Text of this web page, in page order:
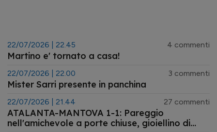
22/07/2026 | 22.45 4 commenti
Martino e' tornato a casa!
22/07/2026 | 22.00 3 commenti
Mister Sarri presente in panchina
22/07/2026 | 21.44 27 commenti
ATALANTA-MANTOVA 1-1: Pareggio
nell'amichevole a porte chiuse, gioiellino di